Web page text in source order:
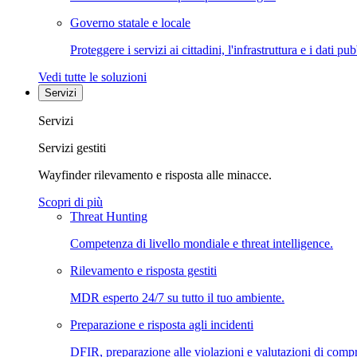
Governo statale e locale
Proteggere i servizi ai cittadini, l'infrastruttura e i dati
Vedi tutte le soluzioni
Servizi
Servizi
Servizi gestiti
Wayfinder rilevamento e risposta alle minacce.
Scopri di più
Threat Hunting
Competenza di livello mondiale e threat intelligence.
Rilevamento e risposta gestiti
MDR esperto 24/7 su tutto il tuo ambiente.
Preparazione e risposta agli incidenti
DFIR, preparazione alle violazioni e valutazioni di